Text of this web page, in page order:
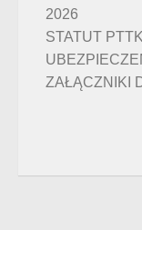
2026
STATUT PTTK
ZAŁĄCZNIKI